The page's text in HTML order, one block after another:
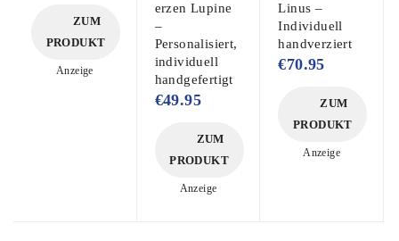
ZUM
PRODUKT
Anzeige
erzen Lupine
–
Personalisiert,
individuell
handgefertigt
€49.95
ZUM
PRODUKT
Anzeige
Linus –
Individuell
handverziert
€70.95
ZUM
PRODUKT
Anzeige